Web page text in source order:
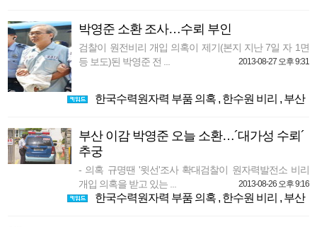
박영준 소환 조사…수뢰 부인
검찰이 원전비리 개입 의혹이 제기(본지 지난 7일 자 1면
등 보도)된 박영준 전 ...
2013-08-27 오후 9:31
한국수력원자력 부품 의혹, 한수원 비리 , 부산
부산 이감 박영준 오늘 소환…´대가성 수뢰´
추궁
- 의혹 규명땐 '윗선'조사 확대검찰이 원자력발전소 비리
개입 의혹을 받고 있는 ...
2013-08-26 오후 9:16
한국수력원자력 부품 의혹, 한수원 비리 , 부산